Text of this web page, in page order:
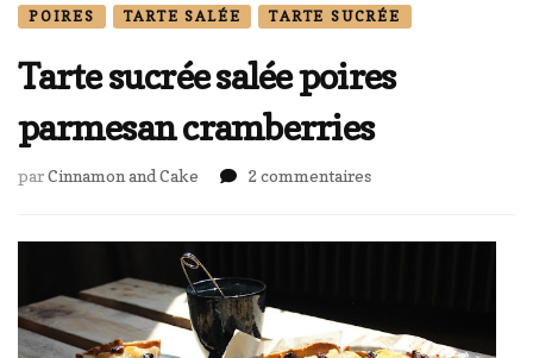
POIRES TARTE SALÉE TARTE SUCRÉE
Tarte sucrée salée poires
parmesan cramberries
parCinnamon and Cake 2 commentairessur
cramberries